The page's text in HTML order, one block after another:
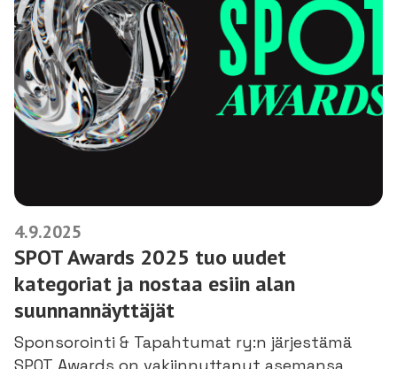
4.9.2025
SPOT Awards 2025 tuo uudet
kategoriat ja nostaa esiin alan
suunnannäyttäjät
Sponsorointi & Tapahtumat ry:n järjestämä
SPOT Awards on vakiinnuttanut asemansa